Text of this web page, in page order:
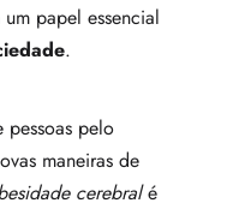
papel essencial
.
pelo
maneiras de
cerebralé